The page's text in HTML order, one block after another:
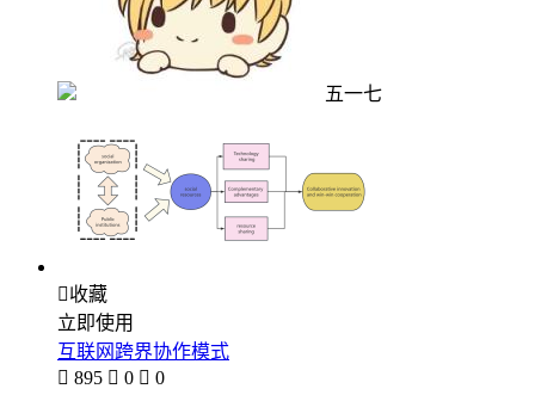
五一七
收藏
立即使用
互联网跨界协作模式
 895  0  0